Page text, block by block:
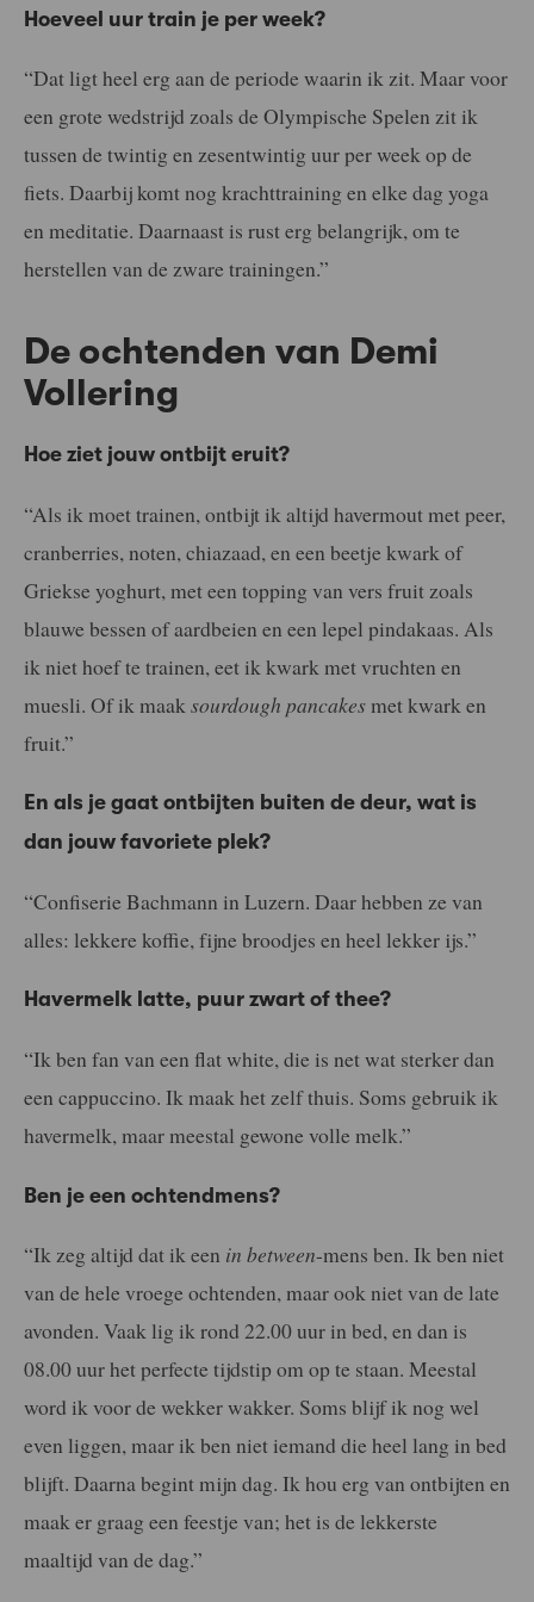
Hoeveel uur train je per week?
“Dat ligt heel erg aan de periode waarin ik zit. Maar voor
een grote wedstrijd zoals de Olympische Spelen zit ik
tussen de twintig en zesentwintig uur per week op de
fiets. Daarbij komt nog krachttraining en elke dag yoga
en meditatie. Daarnaast is rust erg belangrijk, om te
herstellen van de zware trainingen.”
De ochtenden van Demi
Vollering
Hoe ziet jouw ontbijt eruit?
“Als ik moet trainen, ontbijt ik altijd havermout met peer,
cranberries, noten, chiazaad, en een beetje kwark of
Griekse yoghurt, met een topping van vers fruit zoals
blauwe bessen of aardbeien en een lepel pindakaas. Als
ik niet hoef te trainen, eet ik kwark met vruchten en
muesli. Of ik maak sourdough pancakes met kwark en
fruit.”
En als je gaat ontbijten buiten de deur, wat is
dan jouw favoriete plek?
“Confiserie Bachmann in Luzern. Daar hebben ze van
alles: lekkere koffie, fijne broodjes en heel lekker ijs.”
Havermelk latte, puur zwart of thee?
“Ik ben fan van een flat white, die is net wat sterker dan
een cappuccino. Ik maak het zelf thuis. Soms gebruik ik
havermelk, maar meestal gewone volle melk.”
Ben je een ochtendmens?
“Ik zeg altijd dat ik een in between-mens ben. Ik ben niet
van de hele vroege ochtenden, maar ook niet van de late
avonden. Vaak lig ik rond 22.00 uur in bed, en dan is
08.00 uur het perfecte tijdstip om op te staan. Meestal
word ik voor de wekker wakker. Soms blijf ik nog wel
even liggen, maar ik ben niet iemand die heel lang in bed
blijft. Daarna begint mijn dag. Ik hou erg van ontbijten en
maak er graag een feestje van; het is de lekkerste
maaltijd van de dag.”